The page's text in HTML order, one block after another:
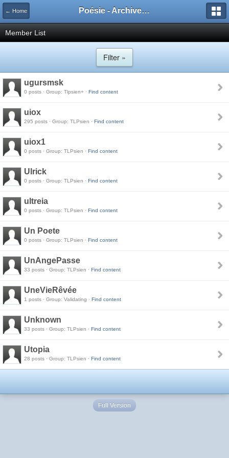
← Home Poésie - Archives de Toute La Poésie - 2005 - 2006
Member List
Filter »
ugursmsk
0 posts · Group: Tlpsien+ · Find content
uiox
295 posts · Group: TLPsien · Find content
uiox1
0 posts · Group: TLPsien · Find content
Ulrick
0 posts · Group: TLPsien · Find content
ultreia
0 posts · Group: TLPsien · Find content
Un Poete
0 posts · Group: TLPsien · Find content
UnAngePasse
33 posts · Group: TLPsien · Find content
UneVieRêvée
1 posts · Group: Validating · Find content
Unknown
33 posts · Group: TLPsien · Find content
Utopia
28 posts · Group: TLPsien · Find content
Full Version